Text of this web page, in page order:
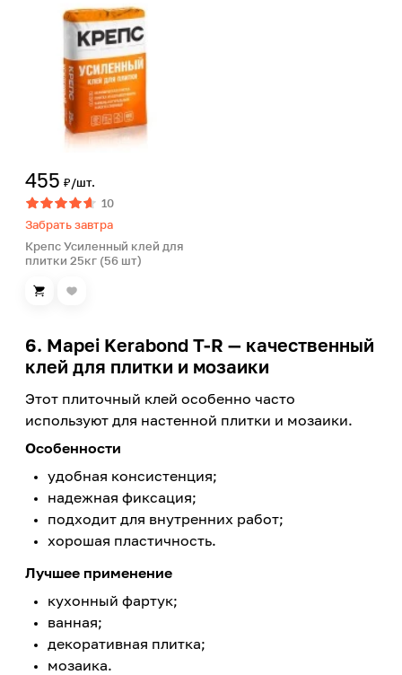
455 ₽/шт.
10
Забрать завтра
Крепс Усиленный клей для
плитки 25кг (56 шт)
6. Mapei Kerabond T-R — качественный
клей для плитки и мозаики
Этот плиточный клей особенно часто
используют для настенной плитки и мозаики.
Особенности
удобная консистенция;
надежная фиксация;
подходит для внутренних работ;
хорошая пластичность.
Лучшее применение
кухонный фартук;
ванная;
декоративная плитка;
мозаика.